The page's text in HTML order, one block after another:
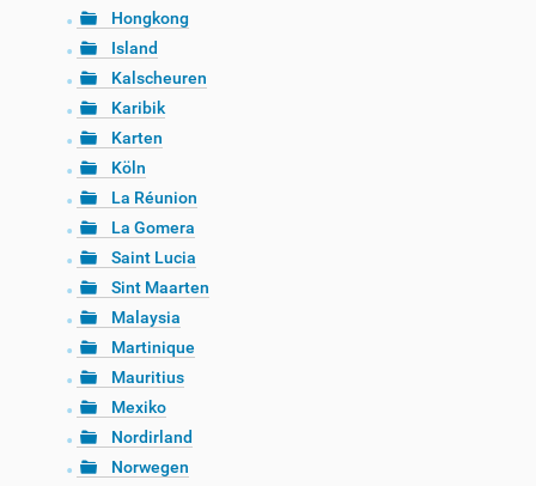
Hongkong
Island
Kalscheuren
Karibik
Karten
Köln
La Réunion
La Gomera
Saint Lucia
Sint Maarten
Malaysia
Martinique
Mauritius
Mexiko
Nordirland
Norwegen